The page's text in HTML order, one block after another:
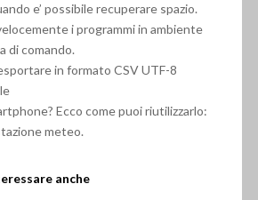
e’ possibile recuperare spazio.
i programmi in ambiente
di comando.
in formato CSV UTF-8
Ecco come puoi riutilizzarlo:
meteo.
anche